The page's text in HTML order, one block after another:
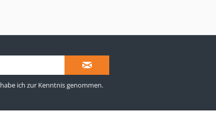
habe ich zur Kenntnis genommen.